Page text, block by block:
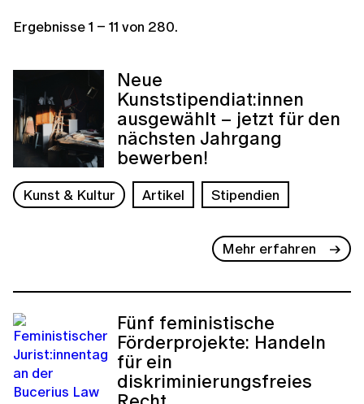
Ergebnisse1 – 11 von 280.
Neue
Kunststipendiat:innen
ausgewählt – jetzt für den
nächsten Jahrgang
bewerben!
Kunst & Kultur Artikel Stipendien
Mehr erfahren
Fünf feministische
Förderprojekte: Handeln
für ein
diskriminierungsfreies